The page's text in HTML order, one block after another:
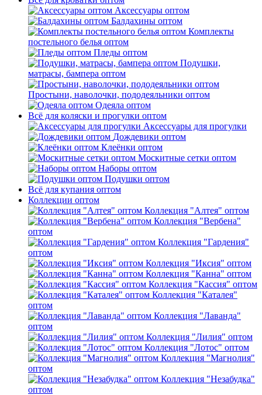
Аксессуары оптом
Балдахины оптом
Комплекты
постельного белья оптом
Пледы оптом
Подушки,
матрасы, бампера оптом
Простыни, наволочки, пододеяльники оптом
Одеяла оптом
Всё для коляски и прогулки оптом
Аксессуары для прогулки
Дождевики оптом
Клеёнки оптом
Москитные сетки оптом
Наборы оптом
Подушки оптом
Всё для купания оптом
Коллекции оптом
Коллекция "Алтея" оптом
Коллекция "Вербена"
оптом
Коллекция "Гардения"
оптом
Коллекция "Иксия" оптом
Коллекция "Канна" оптом
Коллекция "Кассия" оптом
Коллекция "Каталея"
оптом
Коллекция "Лаванда"
оптом
Коллекция "Лилия" оптом
Коллекция "Лотос" оптом
Коллекция "Магнолия"
оптом
Коллекция "Незабудка"
оптом